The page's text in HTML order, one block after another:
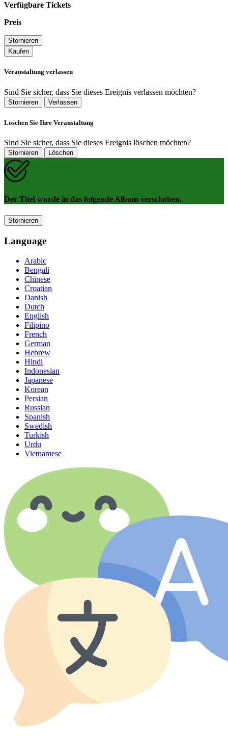
Verfügbare Tickets
Preis
Stornieren
Kaufen
Veranstaltung verlassen
Sind Sie sicher, dass Sie dieses Ereignis verlassen möchten?
Stornieren Verlassen
Löschen Sie Ihre Veranstaltung
Sind Sie sicher, dass Sie dieses Ereignis löschen möchten?
Stornieren Löschen
Der Titel wurde in das folgende Album verschoben.
Stornieren
Language
Arabic
Bengali
Chinese
Croatian
Danish
Dutch
English
Filipino
French
German
Hebrew
Hindi
Indonesian
Japanese
Korean
Persian
Russian
Spanish
Swedish
Turkish
Urdu
Vietnamese